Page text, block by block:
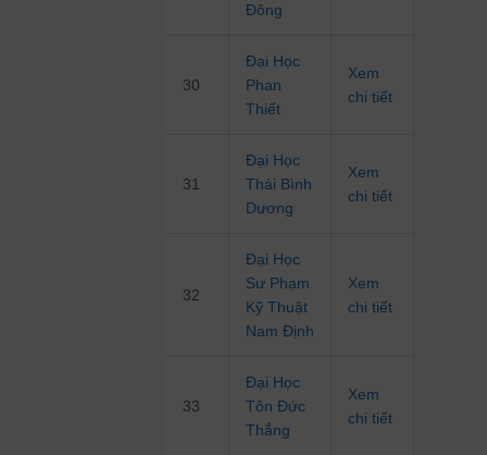
Đông
30
Đại Học
Phan
Thiết
Xem
chi tiết
31
Đại Học
Thái Bình
Dương
Xem
chi tiết
32
Đại Học
Sư Phạm
Kỹ Thuật
Nam Định
Xem
chi tiết
33
Đại Học
Tôn Đức
Thắng
Xem
chi tiết